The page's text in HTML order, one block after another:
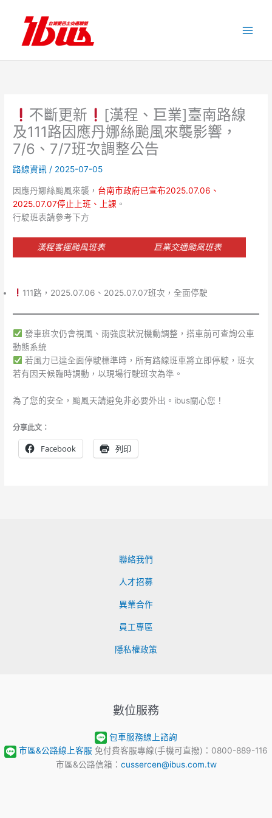
內
不斷更新
[漢程、巨業]臺南路線
及111路因應丹娜絲颱風來襲影響，
7/6、7/7班次調整公告
路線資訊 / 2025-07-05
因應丹娜絲颱風來襲， 台南市政府已宣布2025.07.06、
2025.07.07停止上班、上課 。
行駛班表請參考下方
漢程客運颱風班表 巨業交通颱風班表
111路，2025.07.06、2025.07.07班次，全面停駛
發車班次仍會視風、雨強度狀況機動調整，搭車前可查詢公車
動態系統
若風力已達全面停駛標準時，所有路線班車將立即停駛，班次
若有因天候臨時調動，以現場行駛班次為準。
為了您的安全，颱風天請避免非必要外出。ibus關心您！
分享此文：
Facebook 列印
聯絡我們
人才招募
異業合作
員工專區
隱私權政策
數位服務
包車服務線上諮詢
市區&公路線上客服 免付費客服專線(手機可直撥)：0800-889-116
市區&公路信箱： cussercen@ibus.com.tw